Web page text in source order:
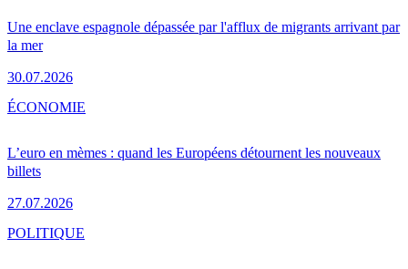
Une enclave espagnole dépassée par l'afflux de migrants arrivant par
la mer
30.07.2026
L’euro en mèmes : quand les Européens détournent les nouveaux
billets
27.07.2026
ÉCONOMIE
POLITIQUE